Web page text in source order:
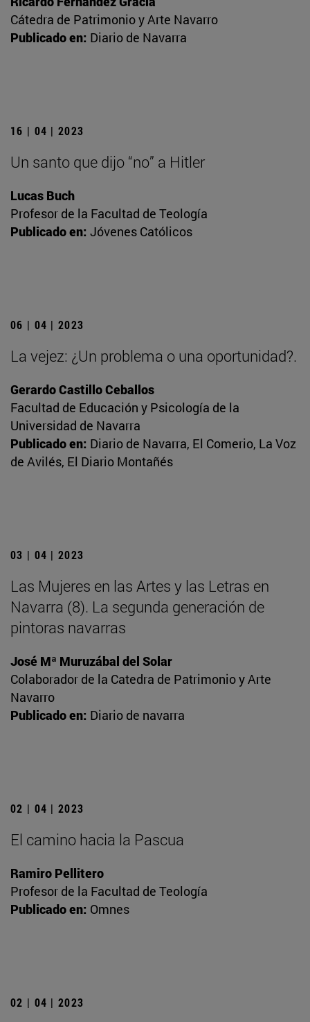
Cátedra de Patrimonio y Arte Navarro
Publicado en: Diario de Navarra
16 | 04 | 2023
Un santo que dijo “no” a Hitler
Lucas Buch
Profesor de la Facultad de Teología
Publicado en: Jóvenes Católicos
06 | 04 | 2023
La vejez: ¿Un problema o una oportunidad?.
Gerardo Castillo Ceballos
Facultad de Educación y Psicología de la
Universidad de Navarra
Publicado en: Diario de Navarra, El Comerio, La Voz
de Avilés, El Diario Montañés
03 | 04 | 2023
Las Mujeres en las Artes y las Letras en
Navarra (8). La segunda generación de
pintoras navarras
José Mª Muruzábal del Solar
Colaborador de la Catedra de Patrimonio y Arte
Navarro
Publicado en: Diario de navarra
02 | 04 | 2023
El camino hacia la Pascua
Ramiro Pellitero
Profesor de la Facultad de Teología
Publicado en: Omnes
02 | 04 | 2023